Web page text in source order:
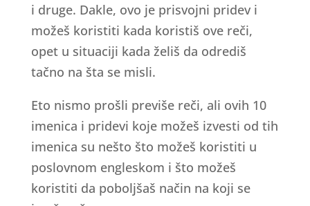
i druge. Dakle, ovo je prisvojni pridev i
možeš koristiti kada koristiš ove reči,
opet u situaciji kada želiš da odrediš
tačno na šta se misli.
Eto nismo prošli previše reči, ali ovih 10
imenica i pridevi koje možeš izvesti od tih
imenica su nešto što možeš koristiti u
poslovnom engleskom i što možeš
koristiti da poboljšaš način na koji se